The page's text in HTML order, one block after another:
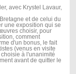
avec Krystel Lavaur,
et de celui du
une exposition qui se
choisir, pour
comment
d'un bonus, le fait
(venus en visite
à l'unanimité
avant de quitter le